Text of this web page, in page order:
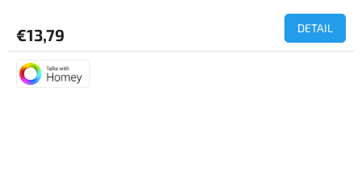
€13,79 DETAIL